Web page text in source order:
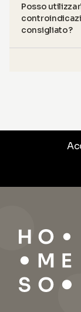
Posso
consigliato?